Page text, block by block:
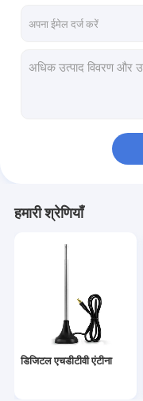
डिजिटल एचडीटीवी एंटीना
4G 5G LTE एंटीना
आउटडोर यागी एंटीना
लंबी दूरी की वाईफाई एंटीना
प्रवर्धित टीवी एंटीना
हमारी श्रेणियाँ
डिजिटल एचडीटीवी एंटीना